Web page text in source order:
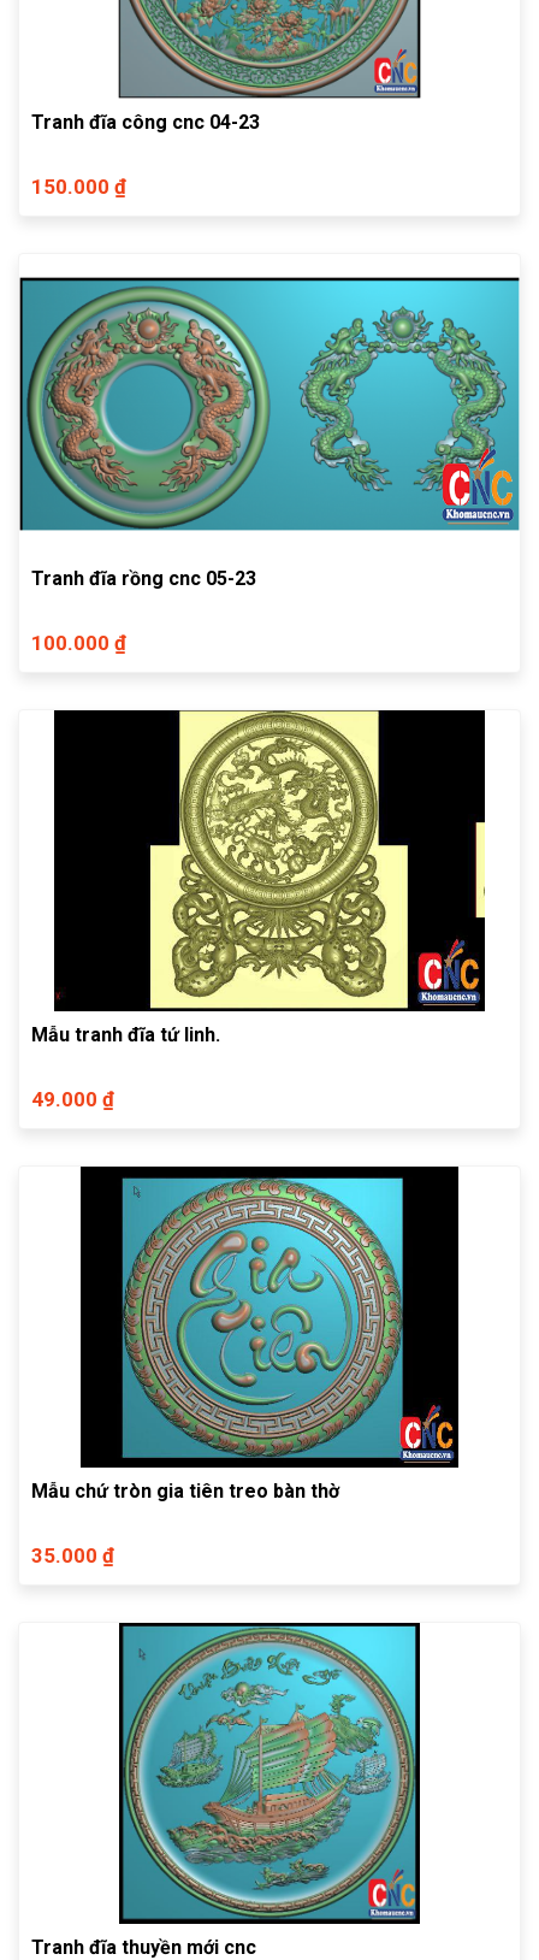
Tranh đĩa công cnc 04-23
150.000 ₫
Tranh đĩa rồng cnc 05-23
100.000 ₫
Mẫu tranh đĩa tứ linh.
49.000 ₫
Mẫu chứ tròn gia tiên treo bàn thờ
35.000 ₫
Tranh đĩa thuyền mới cnc